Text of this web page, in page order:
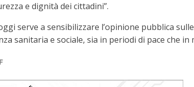
e dignità dei cittadini”.
serve a sensibilizzare l’opinione pubblica
sanitaria e sociale, sia in periodi di pace che